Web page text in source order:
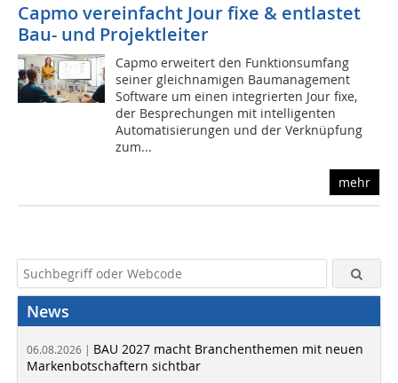
Capmo vereinfacht Jour fixe & entlastet
Bau- und Projektleiter
Capmo erweitert den Funktionsumfang
seiner gleichnamigen Baumanagement
Software um einen integrierten Jour fixe,
der Besprechungen mit intelligenten
Automatisierungen und der Verknüpfung
zum...
mehr
News
06.08.2026 | BAU 2027 macht Branchenthemen mit neuen
Markenbotschaftern sichtbar